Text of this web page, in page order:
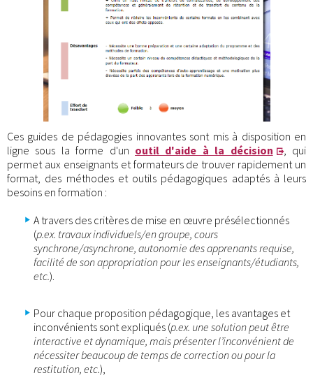
Ces guides de pédagogies innovantes sont mis à disposition en
ligne sous la forme d'un outil d'aide à la décision
, qui
permet aux enseignants et formateurs de trouver rapidement un
format, des méthodes et outils pédagogiques adaptés à leurs
besoins en formation :
A travers des critères de mise en œuvre présélectionnés
(p.ex. travaux individuels/en groupe, cours
synchrone/asynchrone, autonomie des apprenants requise,
facilité de son appropriation pour les enseignants/étudiants,
etc.).
Pour chaque proposition pédagogique, les avantages et
inconvénients sont expliqués (p.ex. une solution peut être
interactive et dynamique, mais présenter l’inconvénient de
nécessiter beaucoup de temps de correction ou pour la
restitution, etc.),